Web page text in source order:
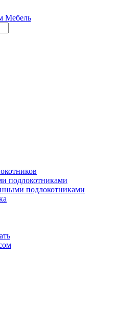
подлокотниками
подлокотниками